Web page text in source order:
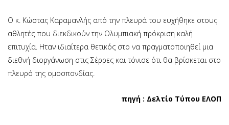
Ο κ. Κώστας Καραμανλής από την πλευρά του ευχήθηκε στους
αθλητές που διεκδικούν την Ολυμπιακή πρόκριση καλή
επιτυχία. Ηταν ιδιαίτερα θετικός στο να πραγματοποιηθεί μια
διεθνή διοργάνωση στις Σέρρες και τόνισε ότι θα βρίσκεται στο
πλευρό της ομοσπονδίας.
πηγή : Δελτίο Τύπου ΕΛΟΠ